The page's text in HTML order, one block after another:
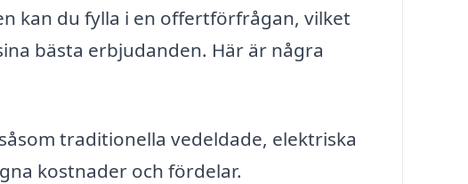
kan du fylla i en offertförfrågan, vilket
bästa erbjudanden. Här är några
traditionella vedeldade, elektriska
kostnader och fördelar.